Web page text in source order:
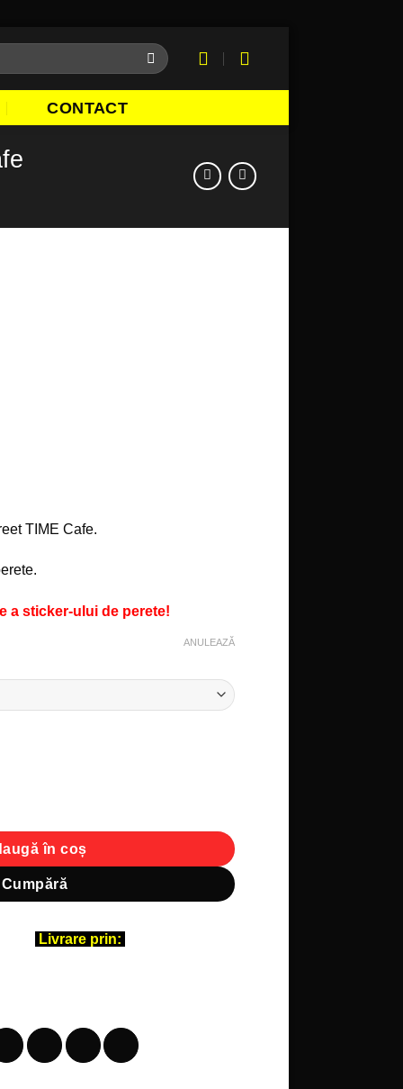
CONTACT
TIME Cafe.
a sticker-ului de perete!
ANULEAZĂ
în coș
Cumpără
Livrare prin: